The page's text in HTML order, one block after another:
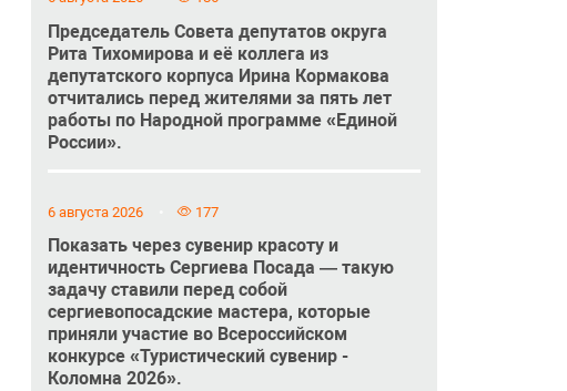
Председатель Совета депутатов округа
Рита Тихомирова и её коллега из
депутатского корпуса Ирина Кормакова
отчитались перед жителями за пять лет
работы по Народной программе «Единой
России».
6 августа 2026 177
Показать через сувенир красоту и
идентичность Сергиева Посада — такую
задачу ставили перед собой
сергиевопосадские мастера, которые
приняли участие во Всероссийском
конкурсе «Туристический сувенир -
Коломна 2026».